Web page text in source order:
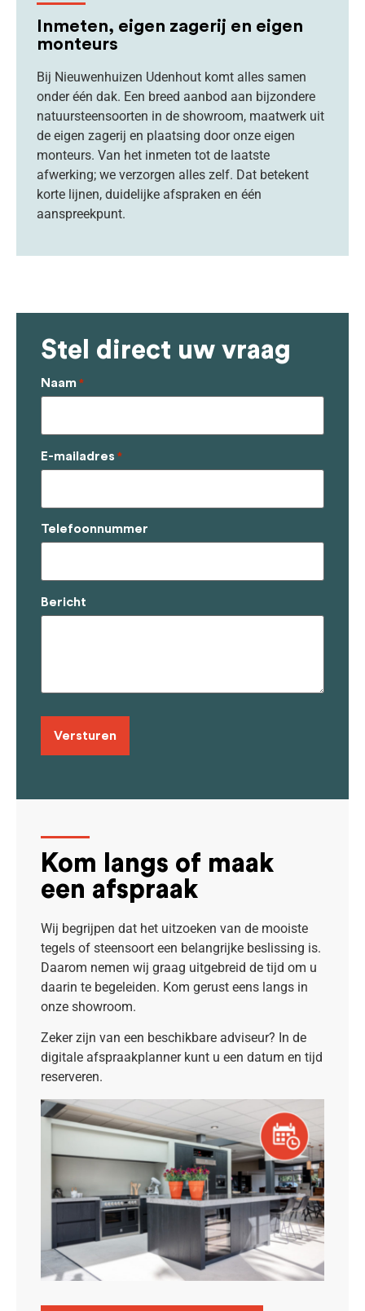
Inmeten, eigen zagerij en eigen
monteurs
Bij Nieuwenhuizen Udenhout komt alles samen
onder één dak. Een breed aanbod aan bijzondere
natuursteensoorten in de showroom, maatwerk uit
de eigen zagerij en plaatsing door onze eigen
monteurs. Van het inmeten tot de laatste
afwerking; we verzorgen alles zelf. Dat betekent
korte lijnen, duidelijke afspraken en één
aanspreekpunt.
Stel direct uw vraag
Naam *
E-mailadres *
Telefoonnummer
Bericht
Kom langs of maak
een afspraak
Wij begrijpen dat het uitzoeken van de mooiste
tegels of steensoort een belangrijke beslissing is.
Daarom nemen wij graag uitgebreid de tijd om u
daarin te begeleiden. Kom gerust eens langs in
onze showroom.
Zeker zijn van een beschikbare adviseur? In de
digitale afspraakplanner kunt u een datum en tijd
reserveren.